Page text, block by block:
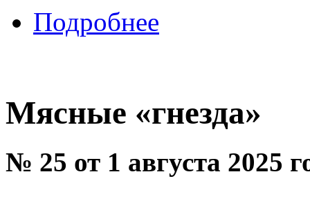
Подробнее
Мясные «гнезда»
№ 25 от 1 августа 2025